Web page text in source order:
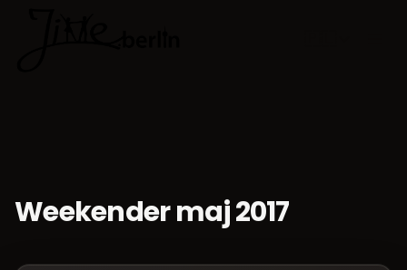
Weekender maj 2017